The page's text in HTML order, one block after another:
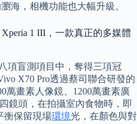
海，相機功能也大幅升級。
1 III，一款真正的多媒體
項盲測項目中，奪得三項冠
X70 Pro透過蔡司聯合研發的
萬畫素人像鏡、1200萬畫素廣
鏡頭，在拍攝室內食物時，即
衡保留現場環境光，在顏色與對